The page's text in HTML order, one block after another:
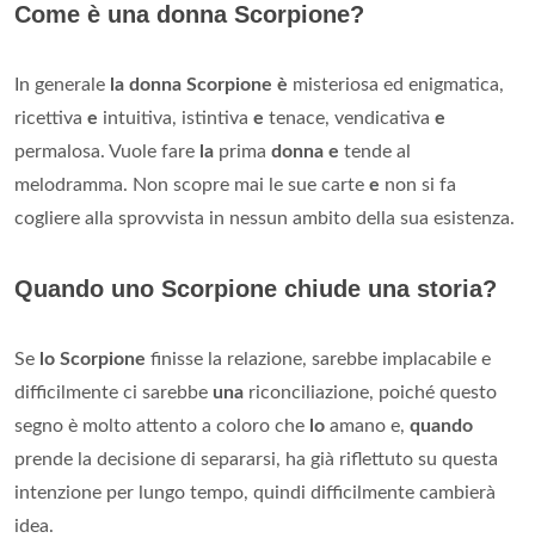
Come è una donna Scorpione?
In generale la donna Scorpione è misteriosa ed enigmatica,
ricettiva e intuitiva, istintiva e tenace, vendicativa e
permalosa. Vuole fare la prima donna e tende al
melodramma. Non scopre mai le sue carte e non si fa
cogliere alla sprovvista in nessun ambito della sua esistenza.
Quando uno Scorpione chiude una storia?
Se lo Scorpione finisse la relazione, sarebbe implacabile e
difficilmente ci sarebbe una riconciliazione, poiché questo
segno è molto attento a coloro che lo amano e, quando
prende la decisione di separarsi, ha già riflettuto su questa
intenzione per lungo tempo, quindi difficilmente cambierà
idea.